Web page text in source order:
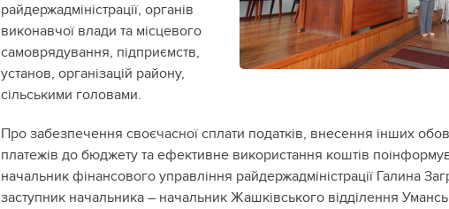
райдержадміністрації, органів
виконавчої влади та місцевого
самоврядування, підприємств,
установ, організацій району,
сільськими головами.
Про забезпечення своєчасної сплати податків, внесення інших
платежів до бюджету та ефективне використання коштів
начальник фінансового управління райдержадміністрації Галина
заступник начальника – начальник Жашківського відділення